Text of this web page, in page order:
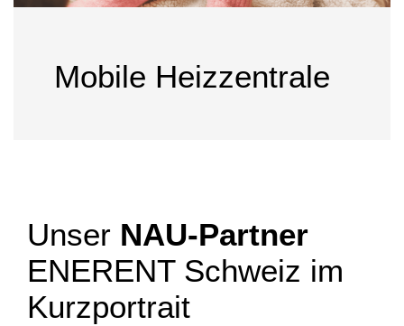
Mobile Heizzentrale
Unser NAU-Partner
ENERENT Schweiz im
Kurzportrait